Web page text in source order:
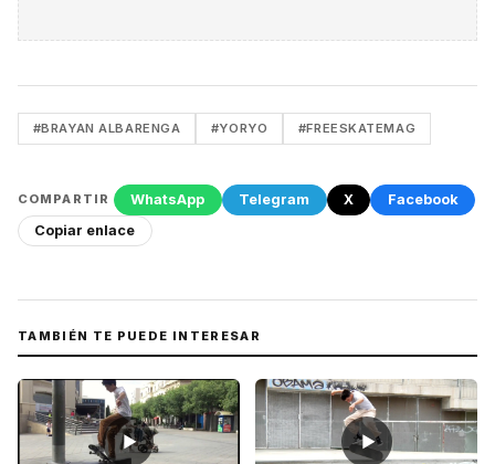
#BRAYAN ALBARENGA #YORYO #FREESKATEMAG
COMPARTIR WhatsApp Telegram X
Facebook
Copiar enlace
TAMBIÉN TE PUEDE INTERESAR
▶ ▶